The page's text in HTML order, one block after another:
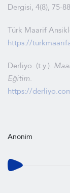
Dergisi, 4(8), 75-
Türk Maarif
https://
Derliyo. (t.y.).
Eğitim.
https://
Anonim